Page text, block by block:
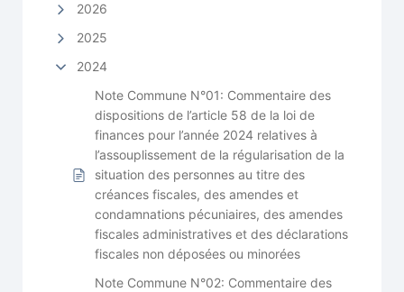
2026
2025
2024
Note Commune N°01: Commentaire des
dispositions de l’article 58 de la loi de
finances pour l’année 2024 relatives à
l’assouplissement de la régularisation de la
situation des personnes au titre des
créances fiscales, des amendes et
condamnations pécuniaires, des amendes
fiscales administratives et des déclarations
fiscales non déposées ou minorées
Note Commune N°02: Commentaire des